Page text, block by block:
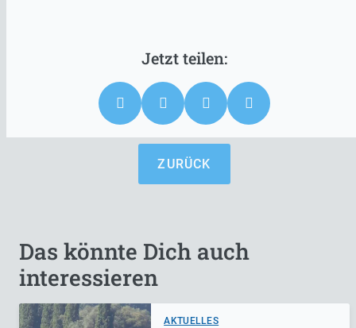
ZURÜCK
Das könnte Dich auch
interessieren
AKTUELLES